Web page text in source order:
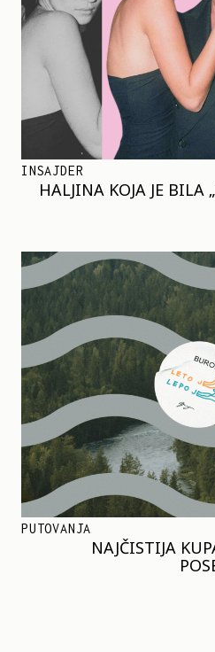
INSAJDER
HALJINA KOJA JE BILA
PUTOVANJA
NAJČISTIJA